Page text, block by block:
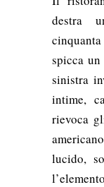
destra
spicca
sinistra
intime,
rievoca
lucido,